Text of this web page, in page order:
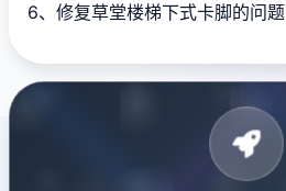
6、修复草堂楼梯下式卡脚的问题